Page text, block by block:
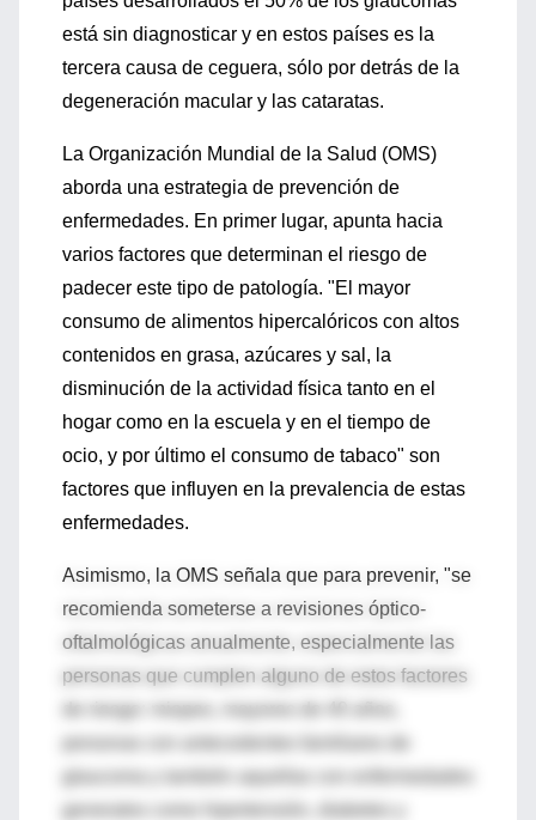
está sin diagnosticar y en estos países es la
tercera causa de ceguera, sólo por detrás de la
degeneración macular y las cataratas.
La Organización Mundial de la Salud (OMS)
aborda una estrategia de prevención de
enfermedades. En primer lugar, apunta hacia
varios factores que determinan el riesgo de
padecer este tipo de patología. "El mayor
consumo de alimentos hipercalóricos con altos
contenidos en grasa, azúcares y sal, la
disminución de la actividad física tanto en el
hogar como en la escuela y en el tiempo de
ocio, y por último el consumo de tabaco" son
factores que influyen en la prevalencia de estas
enfermedades.
Asimismo, la OMS señala que para prevenir, "se
recomienda someterse a revisiones óptico-
oftalmológicas anualmente, especialmente las
personas que cumplen alguno de estos factores
de riesgo: miopes, mayores de 40 años,
glaucoma y también aquellas con enfermedades
generales como hipertensión, diabetes y